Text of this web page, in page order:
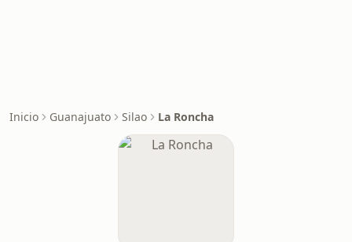
Inicio Guanajuato Silao La Roncha